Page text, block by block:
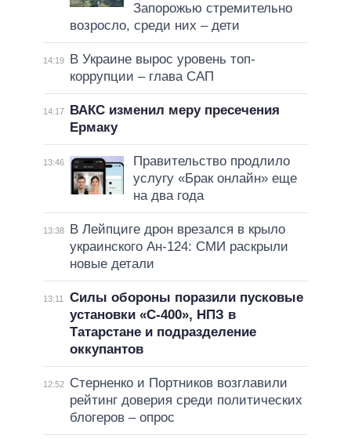
Запорожью стремительно
возросло, среди них – дети
14:19
В Украине вырос уровень топ-
коррупции – глава САП
14:17
ВАКС изменил меру пресечения
Ермаку
13:46
Правительство продлило
услугу «Брак онлайн» еще
на два года
13:38
В Лейпциге дрон врезался в крыло
украинского Ан-124: СМИ раскрыли
новые детали
13:11
Силы обороны поразили пусковые
установки «С-400», НПЗ в
Татарстане и подразделение
оккупантов
12:52
Стерненко и Портников возглавили
рейтинг доверия среди политических
блогеров – опрос